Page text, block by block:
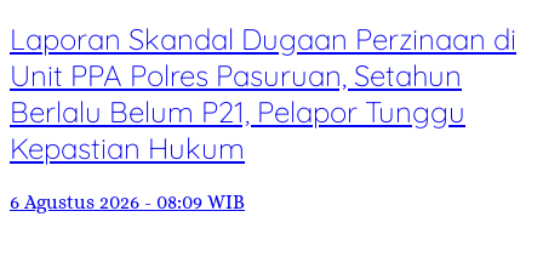
Laporan Skandal Dugaan Perzinaan di
Unit PPA Polres Pasuruan, Setahun
Berlalu Belum P21, Pelapor Tunggu
Kepastian Hukum
6 Agustus 2026 - 08:09 WIB